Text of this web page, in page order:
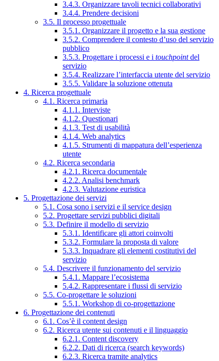
3.4.3. Organizzare tavoli tecnici collaborativi
3.4.4. Prendere decisioni
3.5. Il processo progettuale
3.5.1. Organizzare il progetto e la sua gestione
3.5.2. Comprendere il contesto d’uso del servizio
pubblico
3.5.3. Progettare i processi e i touchpointdel
servizio
3.5.4. Realizzare l’interfaccia utente del servizio
3.5.5. Validare la soluzione ottenuta
4. Ricerca progettuale
4.1. Ricerca primaria
4.1.1. Interviste
4.1.2. Questionari
4.1.3. Test di usabilità
4.1.4. Web analytics
4.1.5. Strumenti di mappatura dell’esperienza
utente
4.2. Ricerca secondaria
4.2.1. Ricerca documentale
4.2.2. Analisi benchmark
4.2.3. Valutazione euristica
5. Progettazione dei servizi
5.1. Cosa sono i servizi e il service design
5.2. Progettare servizi pubblici digitali
5.3. Definire il modello di servizio
5.3.1. Identificare gli attori coinvolti
5.3.2. Formulare la proposta di valore
5.3.3. Inquadrare gli elementi costitutivi del
servizio
5.4. Descrivere il funzionamento del servizio
5.4.1. Mappare l’ecosistema
5.4.2. Rappresentare i flussi di servizio
5.5. Co-progettare le soluzioni
5.5.1. Workshop di co-progettazione
6. Progettazione dei contenuti
6.1. Cos’è il content design
6.2. Ricerca utente sui contenuti e il linguaggio
6.2.1. Content discovery
6.2.2. Dati di ricerca (search keywords)
6.2.3. Ricerca tramite analytics